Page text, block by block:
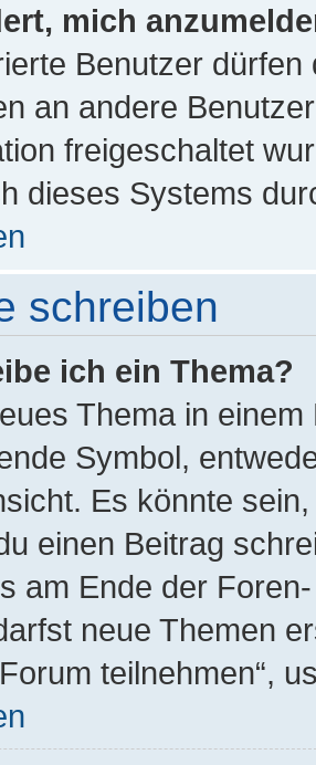
mich
Benutzer
an andere
freigeschaltet
dieses Systems
schreiben
ich ein Thema?
Thema in
Symbol,
Es könnte
einen Beitrag
am Ende der
neue Themen
teilnehmen“,